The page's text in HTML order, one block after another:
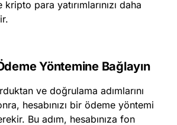
para yatırımlarınızı daha
Yöntemine Bağlayın
ve doğrulama adımlarını
hesabınızı bir ödeme yöntemi
Bu adım, hesabınıza fon